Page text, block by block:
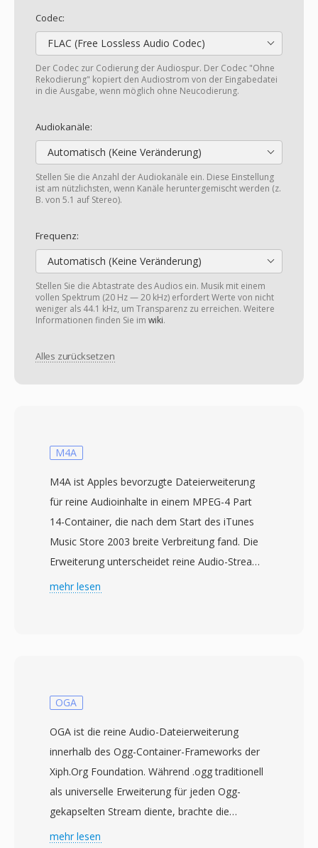
Codec:
FLAC (Free Lossless Audio Codec)
Der Codec zur Codierung der Audiospur. Der Codec "Ohne
Rekodierung" kopiert den Audiostrom von der Eingabedatei
in die Ausgabe, wenn möglich ohne Neucodierung.
Audiokanäle:
Automatisch (Keine Veränderung)
Stellen Sie die Anzahl der Audiokanäle ein. Diese Einstellung
ist am nützlichsten, wenn Kanäle heruntergemischt werden (z.
B. von 5.1 auf Stereo).
Frequenz:
Automatisch (Keine Veränderung)
Stellen Sie die Abtastrate des Audios ein. Musik mit einem
vollen Spektrum (20 Hz — 20 kHz) erfordert Werte von nicht
weniger als 44.1 kHz, um Transparenz zu erreichen. Weitere
Informationen finden Sie im wiki.
Alles zurücksetzen
M4A
M4A ist Apples bevorzugte Dateierweiterung
für reine Audioinhalte in einem MPEG-4 Part
14-Container, die nach dem Start des iTunes
Music Store 2003 breite Verbreitung fand. Die
Erweiterung unterscheidet reine Audio-Streams
von videofähigen MP4-Dateien und signalisiert
nutzt. AAC-kodierte M4A-Dateien liefern bei
dank verbesserter Spectral Band Replication,
temporärer Rauschformung und eines
verfeinerten psychoakustischen Modells.
Abtastraten bis 96 kHz und Bittiefen bis 24 Bit
werden unterstützt. Die Integration in das
Apple-Ökosystem ist nahtlos — iTunes, Apple
mehr lesen
OGA
OGA ist die reine Audio-Dateierweiterung
innerhalb des Ogg-Container-Frameworks der
Xiph.Org Foundation. Während .ogg traditionell
als universelle Erweiterung für jeden Ogg-
gekapselten Stream diente, brachte die
Einführung von .oga im Jahr 2007 Klarheit,
mehr lesen